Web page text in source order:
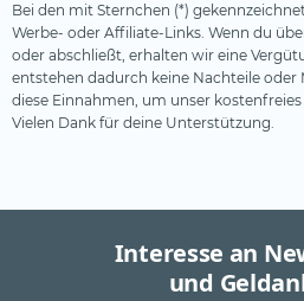
Bei den mit Sternchen (*)
Werbe- oder Affiliate-Links. Wenn du
oder abschließt, erhalten wir eine
entstehen dadurch keine Nachteile oder
diese Einnahmen, um unser
Vielen Dank für deine Unterstützung.
Interesse an
und